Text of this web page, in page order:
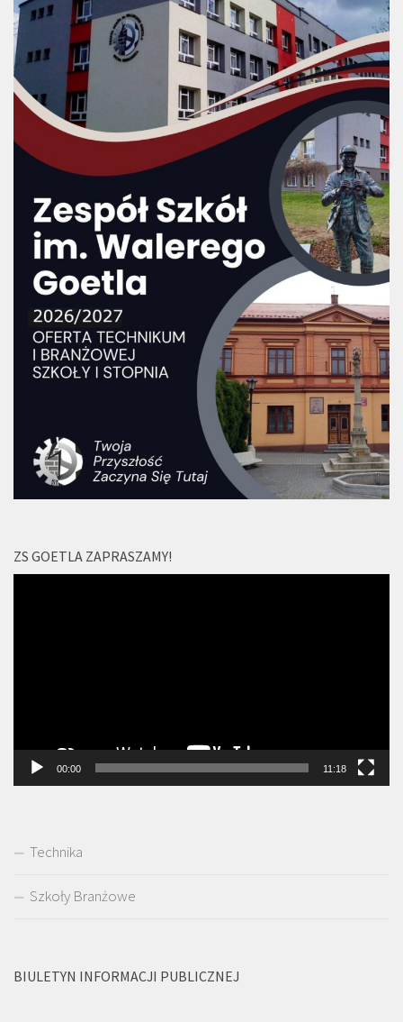
ZS GOETLA ZAPRASZAMY!
00:00 11:18
Technika
Szkoły Branżowe
BIULETYN INFORMACJI PUBLICZNEJ